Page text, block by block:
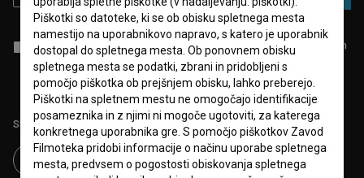
Sprejemam splošne pogoje in dajem soglasje za zbiranje, hrambo in
obdelavo osebnih podatkov.
Sledite nam na:
Piškotki so datoteke, ki se ob obisku spletnega mesta
namestijo na uporabnikovo napravo, s katero je uporabnik
dostopal do spletnega mesta. Ob ponovnem obisku
spletnega mesta se podatki, zbrani in pridobljeni s
pomočjo piškotka ob prejšnjem obisku, lahko preberejo.
Piškotki na spletnem mestu ne omogočajo identifikacije
posameznika in z njimi ni mogoče ugotoviti, za katerega
konkretnega uporabnika gre. S pomočjo piškotkov Zavod
Filmoteka pridobi informacije o načinu uporabe spletnega
mesta, predvsem o pogostosti obiskovanja spletnega